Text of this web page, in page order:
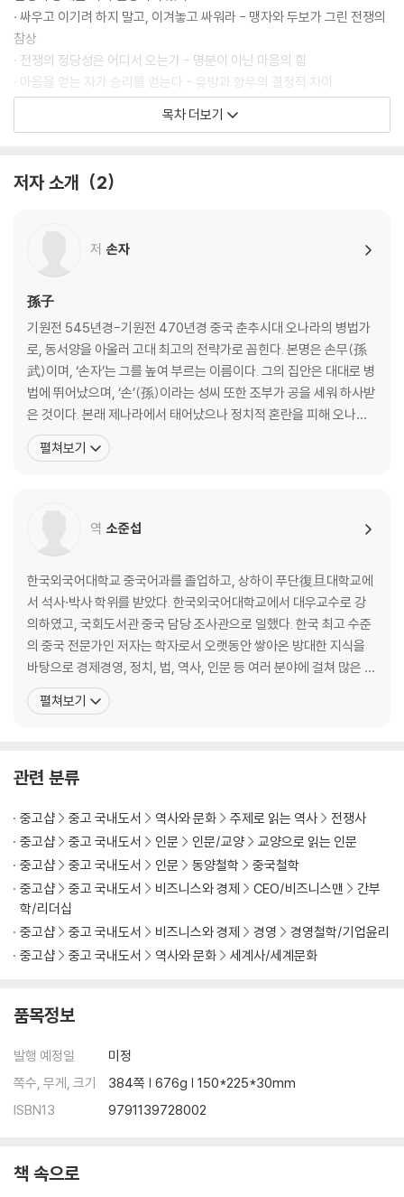
· 싸우고 이기려 하지 말고, 이겨놓고 싸워라 - 맹자와 두보가 그린 전쟁의
참상
· 전쟁의 정당성은 어디서 오는가 - 명분이 아닌 마음의 힘
· 마음을 얻는 자가 승리를 얻는다 - 유방과 항우의 결정적 차이
· 사람의 뜻이 곧 하늘의 뜻이다 - 민심으로 천하를 얻은 성탕
· 실력을 숨겨 판을 흔들어라 - 무능을 가장한 장군 이목
· 상대의 예측을 설계하라 - 묵돌선우의 심리전
제2편 작전作戰│전쟁에서 살아남는 법
모든 전쟁에는 대가가 따른다
· 전쟁의 생명은 속승이다 - 진나라 재상 범저의 실책
· 장기전은 자멸을 부른다 - 고구려 원정으로 나라를 잃은 수양제
· 무능한 지휘관은 참패를 부른다 - 40만 명의 목숨을 앗아간 조나라의 오
· 인재에게 인색하면 승리할 수 없다 - 스스로 패망을 부른 항우
· 인재를 통해 승리의 씨앗을 뿌려라 - 한무제의 능력 중심 인재 등용
제3편 모공謀攻│싸우지 않고 이기는 법
싸우지 않고 이기는 것이 최고의 전략이다
· 싸우지 않고 승리하는 길을 찾아서 - 『손자병법』은 비전쟁론이다
· 온전한 승리를 추구하라 - 전(全)을 모르면 『손자병법』을 알 수 없다
· 한발 빠른 정보가 판세를 바꾼다 - 조국을 구한 상인의 꾀
· 적을 교란해 스스로 무너지게 하라 - 위나라 사신으로 간 상앙
적을 알고 나를 알면 위태롭지 않다
· 적과 나의 역량을 올바로 진단하라 - 이신의 자만과 왕전의 통찰
[부록] 전장에서 피어난 노자의 철학 - 평화를 꿈꾼 손자의 병법
제4편 형形│형세를 읽는 자가 승리를 거둔다
· 적이 이기지 못할 싸움을 하라 - 제갈량과 장비의 내기
승자는 이겨놓고 싸우며, 패자는 싸우면서 이기려 든다
· 승리하는 조직의 비결 - 사마양저의 공명정대한 정치
· 전략 없는 전술은 실패한다 - 일본의 진주만 공격
정공으로 맞서고 기습으로 승리하라
목차 더보기
저자 소개 2
저 손자
孫子
기원전 545년경-기원전 470년경 중국 춘추시대 오나라의 병법가
로, 동서양을 아울러 고대 최고의 전략가로 꼽힌다. 본명은 손무(孫
武)이며, ‘손자’는 그를 높여 부르는 이름이다. 그의 집안은 대대로 병
법에 뛰어났으며, ‘손’(孫)이라는 성씨 또한 조부가 공을 세워 하사받
은 것이다. 본래 제나라에서 태어났으나 정치적 혼란을 피해 오나라
로 망명해 은거하며 불후의 저서 『손자병법』을 집필했다. 오나라 재
상 오자서의 천거로 합려 왕의 부름을 받아 군사(軍師)로 등용되었
펼쳐보기
역 소준섭
한국외국어대학교 중국어과를 졸업하고, 상하이 푸단復旦대학교에
서 석사·박사 학위를 받았다. 한국외국어대학교에서 대우교수로 강
의하였고, 국회도서관 중국 담당 조사관으로 일했다. 한국 최고 수준
의 중국 전문가인 저자는 학자로서 오랫동안 쌓아온 방대한 지식을
바탕으로 경제경영, 정치, 법, 역사, 인문 등 여러 분야에 걸쳐 많은 저
서가 있으며, 다수의 한·중 매체에 폭넓으면서도 깊이 있는 글들을 기
고하여 많은 독자들의 사랑을 받고 있다. 지은 책으로는 『중국을 말한
펼쳐보기
관련 분류
중고샵 중고 국내도서 역사와 문화 주제로 읽는 역사
전쟁사
중고샵
중고 국내도서 인문 인문/교양
교양으로 읽는 인문
중고샵
중고 국내도서 인문 동양철학
중국철학
중고샵
중고 국내도서 비즈니스와 경제 CEO/비즈니스맨
간부
학/리더십
중고샵
중고 국내도서 비즈니스와 경제 경영
경영철학/기업윤리
중고샵
중고 국내도서 역사와 문화 세계사/세계문화
품목정보
발행 예정일
미정
쪽수, 무게, 크기
384쪽 | 676g | 150*225*30mm
ISBN13
9791139728002
책 속으로